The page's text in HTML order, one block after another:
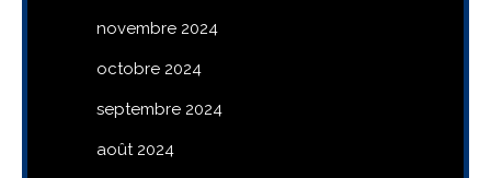
novembre 2024
octobre 2024
septembre 2024
août 2024